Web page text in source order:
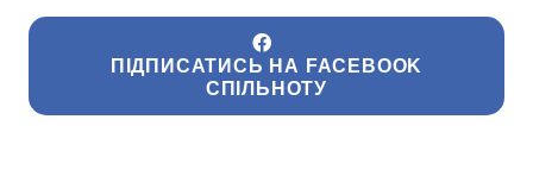
ПІДПИСАТИСЬ НА FACEBOOK
СПІЛЬНОТУ